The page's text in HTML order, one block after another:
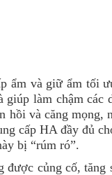
ẩm và giữ ẩm tối
làm chậm các
và căng mọng,
cấp HA đầy đủ
bị “rúm ró”.
củng cố, tăng